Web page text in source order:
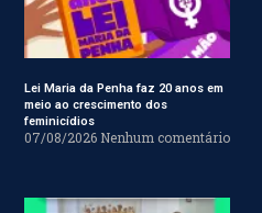
Lei Maria da Penha faz 20 anos em
meio ao crescimento dos
feminicídios
07/08/2026 Nenhum comentário